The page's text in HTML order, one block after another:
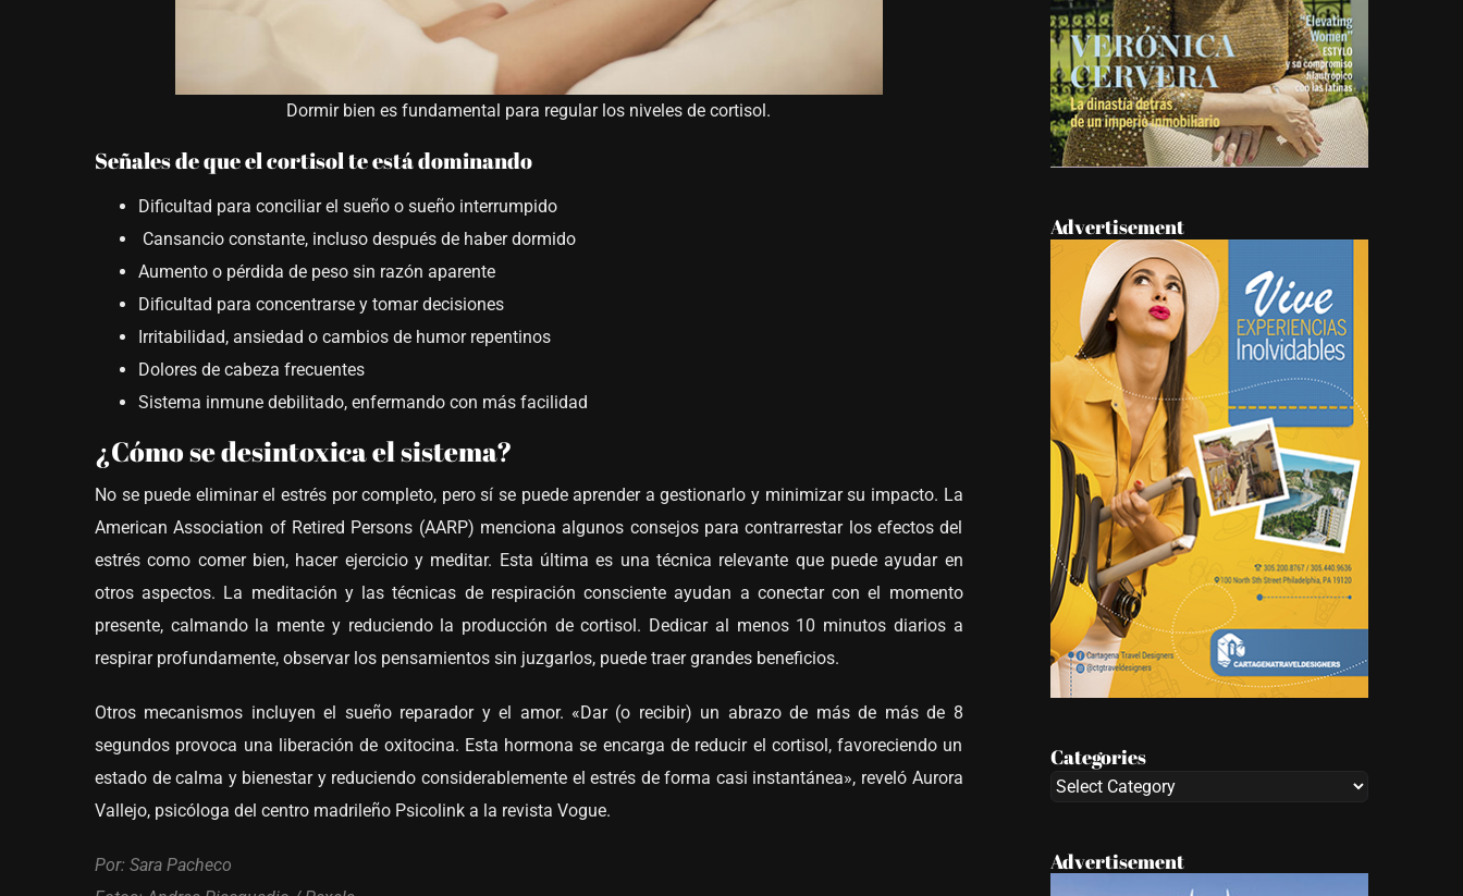
Dormir bien es fundamental para regular los niveles de cortisol.
Señales de que el cortisol te está dominando
Dificultad para conciliar el sueño o sueño interrumpido
Cansancio constante, incluso después de haber dormido
Aumento o pérdida de peso sin razón aparente
Dificultad para concentrarse y tomar decisiones
Irritabilidad, ansiedad o cambios de humor repentinos
Dolores de cabeza frecuentes
Sistema inmune debilitado, enfermando con más facilidad
¿Cómo se desintoxica el sistema?
No se puede eliminar el estrés por completo, pero sí se puede aprender a gestionarlo y minimizar su impacto. La
American Association of Retired Persons (AARP) menciona algunos consejos para contrarrestar los efectos del
estrés como comer bien, hacer ejercicio y meditar. Esta última es una técnica relevante que puede ayudar en
otros aspectos. La meditación y las técnicas de respiración consciente ayudan a conectar con el momento
presente, calmando la mente y reduciendo la producción de cortisol. Dedicar al menos 10 minutos diarios a
respirar profundamente, observar los pensamientos sin juzgarlos, puede traer grandes beneficios.
Otros mecanismos incluyen el sueño reparador y el amor. «Dar (o recibir) un abrazo de más de más de 8
segundos provoca una liberación de oxitocina. Esta hormona se encarga de reducir el cortisol, favoreciendo un
estado de calma y bienestar y reduciendo considerablemente el estrés de forma casi instantánea», reveló Aurora
Vallejo, psicóloga del centro madrileño Psicolink a la revista Vogue.
Por: Sara Pacheco
Advertisement
Categories
Categories
Advertisement